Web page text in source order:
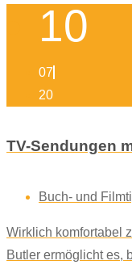
10
07
20
TV-Sendungen
Buch- und
Wirklich komfortabel
Butler ermöglicht es,